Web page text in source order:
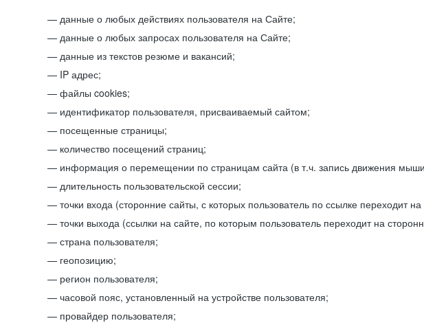
данные о любых действиях пользователя на Сайте;
данные о любых запросах пользователя на Сайте;
данные из текстов резюме и вакансий;
IP адрес;
файлы cookies;
идентификатор пользователя, присваиваемый сайтом;
посещенные страницы;
количество посещений страниц;
информация о перемещении по страницам сайта (в т.ч. запись движения
длительность пользовательской сессии;
точки входа (сторонние сайты, с которых пользователь по ссылке переходит на
точки выхода (ссылки на сайте, по которым пользователь переходит на
страна пользователя;
геопозицию;
регион пользователя;
часовой пояс, установленный на устройстве пользователя;
провайдер пользователя;